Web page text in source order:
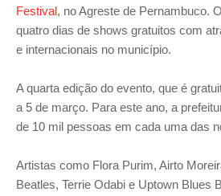
Festival, no Agreste de Pernambuco.
quatro dias de shows gratuitos com
e internacionais no município.
A quarta edição do evento, que é
a 5 de março. Para este ano, a
de 10 mil pessoas em cada uma das
Artistas como Flora Purim, Airto
Beatles, Terrie Odabi e Uptown Blues